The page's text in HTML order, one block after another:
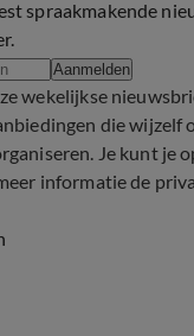
spraakmakende
Aanmelden
wekelijkse
die wijzelf
Je kunt je
informatie de